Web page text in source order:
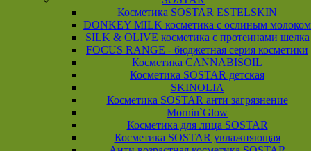
Косметика SOSTAR ESTELSKIN
DONKEY MILK косметика с ослиным молоком
SILK & OLIVE косметика с протеинами шелка
FOCUS RANGE - бюджетная серия косметики
Косметика CANNABISOIL
Косметика SOSTAR детская
SKINOLIA
Косметика SOSTAR анти загрязнение
Mornin`Glow
Косметика для лица SOSTAR
Косметика SOSTAR увлажняющая